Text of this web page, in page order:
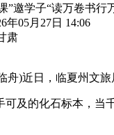
”邀学子“读万卷书行
年05月27日 14:06
肃
)近日，临夏州文旅
的化石标本，当